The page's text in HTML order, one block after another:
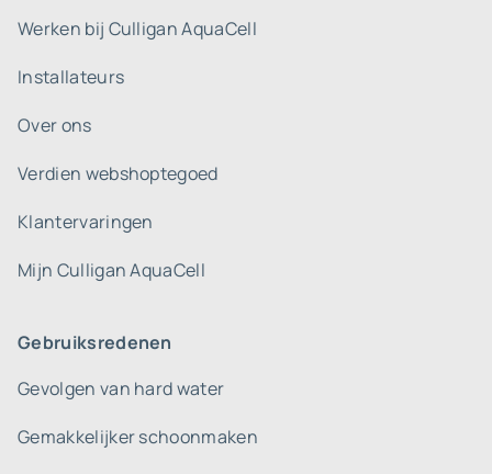
Werken bij Culligan AquaCell
Installateurs
Over ons
Verdien webshoptegoed
Klantervaringen
Mijn Culligan AquaCell
Gebruiksredenen
Gevolgen van hard water
Gemakkelijker schoonmaken